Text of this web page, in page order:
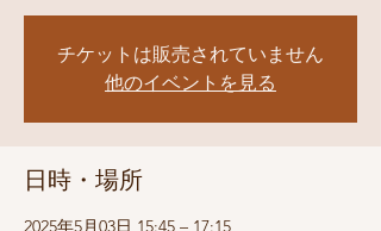
チケットは販売されていません
他のイベントを見る
日時・場所
2025年5月03日 15:45 – 17:15